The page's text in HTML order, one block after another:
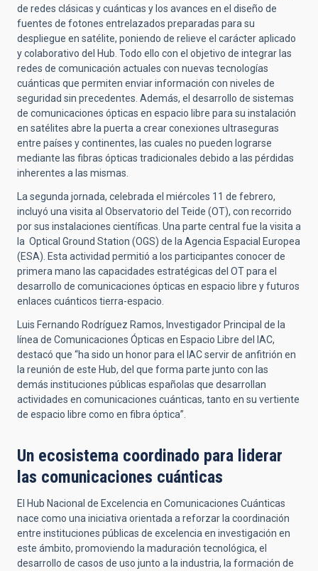
de redes clásicas y cuánticas y los avances en el diseño de
fuentes de fotones entrelazados preparadas para su
despliegue en satélite, poniendo de relieve el carácter aplicado
y colaborativo del Hub. Todo ello con el objetivo de integrar las
redes de comunicación actuales con nuevas tecnologías
cuánticas que permiten enviar información con niveles de
seguridad sin precedentes. Además, el desarrollo de sistemas
de comunicaciones ópticas en espacio libre para su instalación
en satélites abre la puerta a crear conexiones ultraseguras
entre países y continentes, las cuales no pueden lograrse
mediante las fibras ópticas tradicionales debido a las pérdidas
inherentes a las mismas.
La segunda jornada, celebrada el miércoles 11 de febrero,
incluyó una visita al Observatorio del Teide (OT), con recorrido
por sus instalaciones científicas. Una parte central fue la visita a
la Optical Ground Station (OGS) de la Agencia Espacial Europea
(ESA). Esta actividad permitió a los participantes conocer de
primera mano las capacidades estratégicas del OT para el
desarrollo de comunicaciones ópticas en espacio libre y futuros
enlaces cuánticos tierra-espacio.
Luis Fernando Rodríguez Ramos, Investigador Principal de la
línea de Comunicaciones Ópticas en Espacio Libre del IAC,
destacó que “ha sido un honor para el IAC servir de anfitrión en
la reunión de este Hub, del que forma parte junto con las
demás instituciones públicas españolas que desarrollan
actividades en comunicaciones cuánticas, tanto en su vertiente
de espacio libre como en fibra óptica”.
Un ecosistema coordinado para liderar
las comunicaciones cuánticas
El Hub Nacional de Excelencia en Comunicaciones Cuánticas
nace como una iniciativa orientada a reforzar la coordinación
entre instituciones públicas de excelencia en investigación en
este ámbito, promoviendo la maduración tecnológica, el
desarrollo de casos de uso junto a la industria, la formación de